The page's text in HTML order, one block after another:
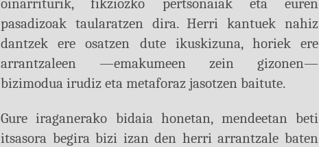
pasadizoak taularatzen dira. Herri kantuek nahiz
dantzek ere osatzen dute ikuskizuna, horiek ere
arrantzaleen —emakumeen zein gizonen—
bizimodua irudiz eta metaforaz jasotzen baitute.
Gure iraganerako bidaia honetan, mendeetan beti
itsasora begira bizi izan den herri arrantzale baten